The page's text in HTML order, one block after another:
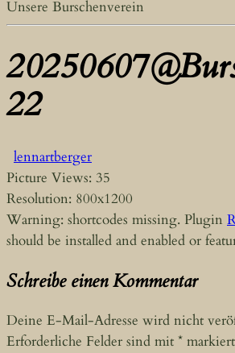
Unsere Burschenverein
22
lennartberger
Picture Views: 35
Resolution: 800x1200
Warning: shortcodes missing. Plugin
should be installed and enabled or
Schreibe einen Kommentar
Deine E-Mail-Adresse wird nicht
Erforderliche Felder sind mit * markiert